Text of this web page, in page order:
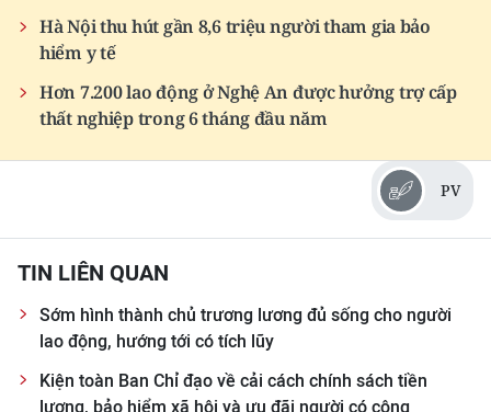
Hà Nội thu hút gần 8,6 triệu người tham gia bảo
hiểm y tế
Hơn 7.200 lao động ở Nghệ An được hưởng trợ cấp
thất nghiệp trong 6 tháng đầu năm
PV
TIN LIÊN QUAN
Sớm hình thành chủ trương lương đủ sống cho người
lao động, hướng tới có tích lũy
Kiện toàn Ban Chỉ đạo về cải cách chính sách tiền
lương, bảo hiểm xã hội và ưu đãi người có công